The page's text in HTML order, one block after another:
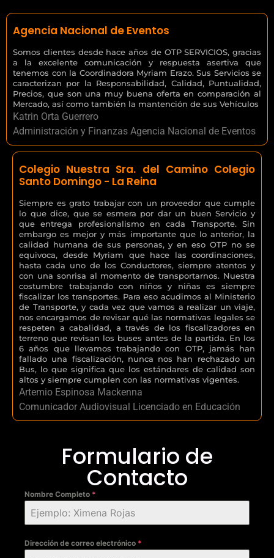
Agencia Nacional de Eventos
Somos clientes desde hace años de OTP SERVICIOS, gracias
a la excelente comunicación y respuesta asertiva que
tenemos con la Coordinadora Myriam Erazo. Sus Servicios se
caracterizan por la Responsabilidad, Calidad, Puntualidad,
Precios, que son una muy buena oferta en comparación al
Mercado, así como también la mantención de sus Vehículos
Katrin Orta Guerrero
Administración y Finanzas Agencia Nacional de Eventos
Colegio Nuestra Sra. del Camino Colegio
Santo Domingo - La Reina
Siempre es grato trabajar con un proveedor que cumple
lo que dice, que se esmera por dar un buen Servicio y
que entrega profesionalismo en cada Transporte. Sin
embargo es mejor y más importante que lo anterior, la
calidad humana de sus personas, y en eso OTP no se
equivoca, desde Myriam que hace las coordinaciones,
hasta cada uno de los Conductores, siempre atentos y
con una sonrisa al momento de transportarnos. Nuestra
costumbre trabajando con niños y niñas es siempre
fiscalizar los transportes. Para eso acudimos al Ministerio
de Transporte, y cada vez que vamos a realizar un viaje,
nos encargamos de revisar qué las normativas legales se
respeten a cabalidad, a través de los fiscalizadores en
terreno que revisan los buses antes de la partida. En los
6 años que llevamos trabajando con OTP, jamás han
fallado una fiscalización, nunca nos han rechazado un
Bus, lo que significa que los estándares de calidad son
altos y siempre cumplen con las normativas vigentes.
Artemio Espinosa Mackenna
Comunicador Audiovisual Licenciado en Educación
Formulario de
Contacto
Nombre Completo *
Dirección de correo electrónico *